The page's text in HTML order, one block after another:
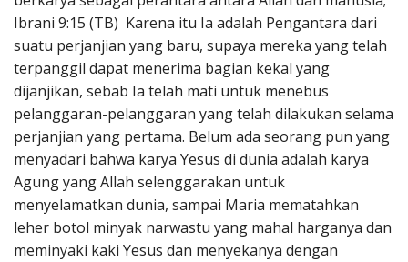
Ibrani 9:15 (TB) Karena itu Ia adalah Pengantara dari
suatu perjanjian yang baru, supaya mereka yang telah
terpanggil dapat menerima bagian kekal yang
dijanjikan, sebab Ia telah mati untuk menebus
pelanggaran-pelanggaran yang telah dilakukan selama
perjanjian yang pertama. Belum ada seorang pun yang
menyadari bahwa karya Yesus di dunia adalah karya
Agung yang Allah selenggarakan untuk
menyelamatkan dunia, sampai Maria mematahkan
leher botol minyak narwastu yang mahal harganya dan
meminyaki kaki Yesus dan menyekanya dengan